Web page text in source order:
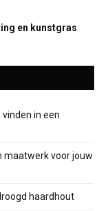
en kunstgras
in een
maatwerk voor jouw
haardhout